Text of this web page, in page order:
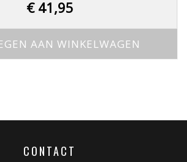
€41,95
AAN WINKELWAGEN
CONTACT